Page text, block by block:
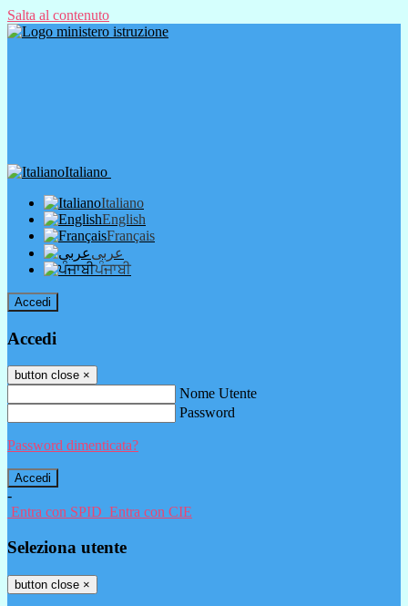
Salta al contenuto
Italiano
Italiano
English
Français
عربى
ਪੰਜਾਬੀ
Accedi
Accedi
button close ×
Nome Utente
Password
Password dimenticata?
-
Entra con SPID Entra con CIE
Seleziona utente
button close ×